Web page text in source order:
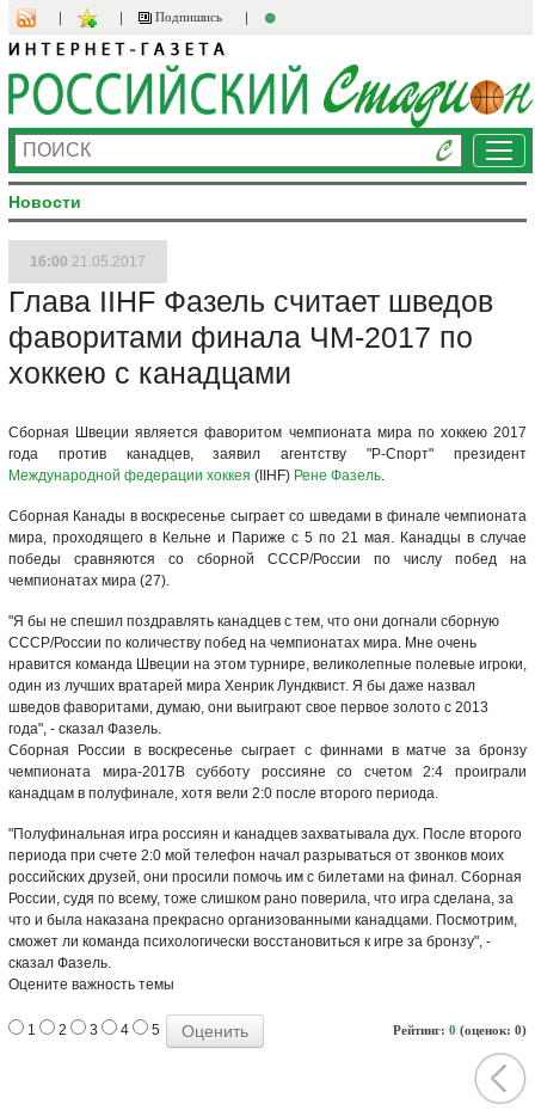
Подпишись
Новости
16:00 21.05.2017
Глава IIHF Фазель считает шведов
фаворитами финала ЧМ-2017 по
хоккею с канадцами
Сборная Швеции является фаворитом чемпионата мира по хоккею 2017
года против канадцев, заявил агентству "Р-Спорт" президент
Международной федерации хоккея (IIHF) Рене Фазель.
Сборная Канады в воскресенье сыграет со шведами в финале чемпионата
мира, проходящего в Кельне и Париже с 5 по 21 мая. Канадцы в случае
победы сравняются со сборной СССР/России по числу побед на
чемпионатах мира (27).
"Я бы не спешил поздравлять канадцев с тем, что они догнали сборную
СССР/России по количеству побед на чемпионатах мира. Мне очень
нравится команда Швеции на этом турнире, великолепные полевые игроки,
один из лучших вратарей мира Хенрик Лундквист. Я бы даже назвал
шведов фаворитами, думаю, они выиграют свое первое золото с 2013
года", - сказал Фазель.
Сборная России в воскресенье сыграет с финнами в матче за бронзу
чемпионата мира-2017В субботу россияне со счетом 2:4 проиграли
канадцам в полуфинале, хотя вели 2:0 после второго периода.
"Полуфинальная игра россиян и канадцев захватывала дух. После второго
периода при счете 2:0 мой телефон начал разрываться от звонков моих
российских друзей, они просили помочь им с билетами на финал. Сборная
России, судя по всему, тоже слишком рано поверила, что игра сделана, за
что и была наказана прекрасно организованными канадцами. Посмотрим,
сможет ли команда психологически восстановиться к игре за бронзу", -
сказал Фазель.
Оцените важность темы
Рейтинг: 0 (оценок: 0)
1 2 3 4 5